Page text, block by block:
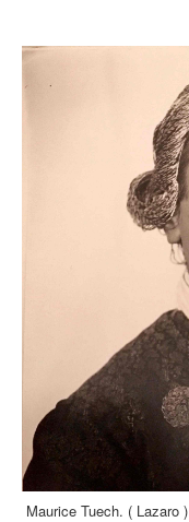
Maurice Tuech. ( Lazaro )